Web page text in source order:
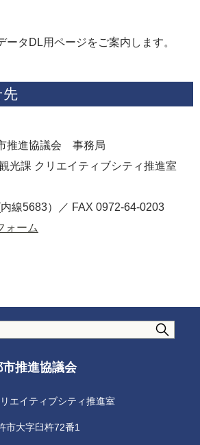
ータDL用ページをご案内します。
先
推進協議会 事務局
光課 クリエイティブシティ推進室
線5683）／ FAX 0972-64-0203
ォーム
推進協議会
エイティブシティ推進室
市大字臼杵72番1